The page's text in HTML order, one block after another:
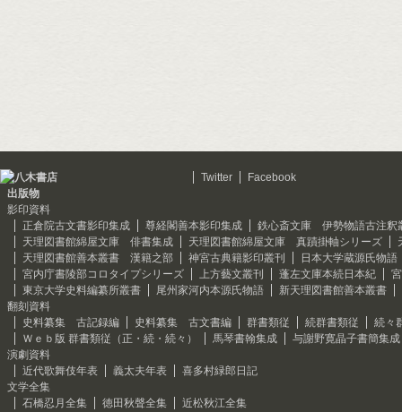
Twitter
Facebook
出版物
影印資料
正倉院古文書影印集成
尊経閣善本影印集成
鉄心斎文庫 伊勢物語古注釈
天理図書館綿屋文庫 俳書集成
天理図書館綿屋文庫 真蹟掛軸シリーズ
天理図書館善本叢書 漢籍之部
神宮古典籍影印叢刊
日本大学蔵源氏物語
宮内庁書陵部コロタイプシリーズ
上方藝文叢刊 蓬左文庫本続日本紀
東京大学史料編纂所叢書
尾州家河内本源氏物語
新天理図書館善本叢書
翻刻資料
史料纂集 古記録編
史料纂集 古文書編 群書類従 続群書類従
続々
Ｗｅｂ版 群書類従（正・続・続々）
馬琴書翰集成
与謝野寛晶子書簡集成
演劇資料
近代歌舞伎年表
義太夫年表
喜多村緑郎日記
文学全集
石橋忍月全集
徳田秋聲全集
近松秋江全集